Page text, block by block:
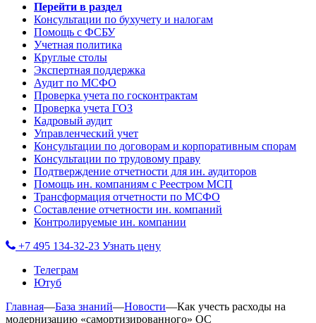
Перейти в раздел
Консультации по бухучету и налогам
Помощь с ФСБУ
Учетная политика
Круглые столы
Экспертная поддержка
Аудит по МСФО
Проверка учета по госконтрактам
Проверка учета ГОЗ
Кадровый аудит
Управленческий учет
Консультации по договорам и корпоративным спорам
Консультации по трудовому праву
Подтверждение отчетности для ин. аудиторов
Помощь ин. компаниям с Реестром МСП
Трансформация отчетности по МСФО
Составление отчетности ин. компаний
Контролируемые ин. компании
+7 495 134-32-23 Узнать цену
Телеграм
Ютуб
Главная—База знаний—Новости—Как учесть расходы на
модернизацию «самортизированного» ОС